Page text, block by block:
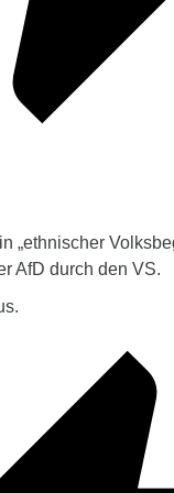
„ethnischer
AfD durch den VS.